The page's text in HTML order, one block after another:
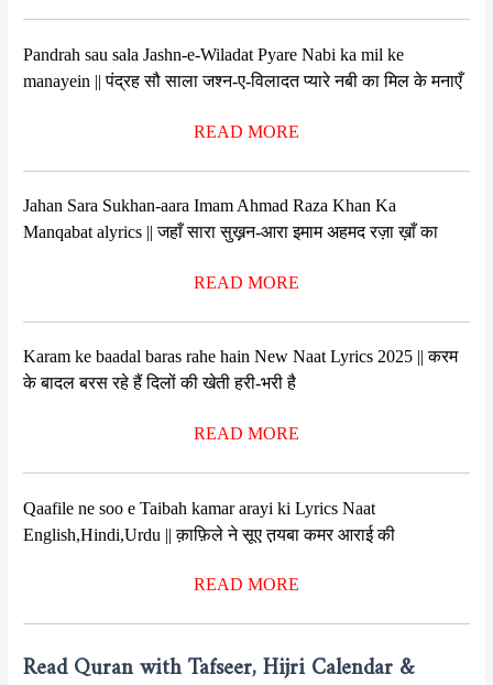
Pandrah sau sala Jashn-e-Wiladat Pyare Nabi ka mil ke
manayein || पंद्रह सौ साला जश्न-ए-विलादत प्यारे नबी का मिल के मनाएँ
READ MORE
Jahan Sara Sukhan-aara Imam Ahmad Raza Khan Ka
Manqabat alyrics || जहाँ सारा सुख़़न-आरा इमाम अहमद रज़ा ख़ाँ का
READ MORE
Karam ke baadal baras rahe hain New Naat Lyrics 2025 || करम
के बादल बरस रहे हैं दिलों की खेती हरी-भरी है
READ MORE
Qaafile ne soo e Taibah kamar arayi ki Lyrics Naat
English,Hindi,Urdu || क़ाफ़िले ने सूए त़यबा कमर आराई की
READ MORE
Read Quran with Tafseer, Hijri Calendar &